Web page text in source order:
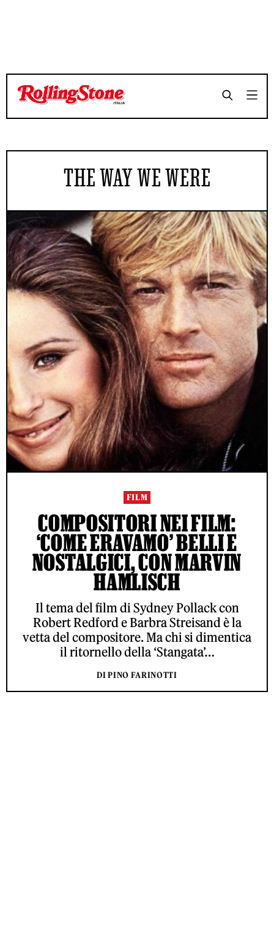
THE WAY WE WERE
FILM
COMPOSITORI NEI FILM:
‘COME ERAVAMO’ BELLI E
NOSTALGICI, CON MARVIN
HAMLISCH
Il tema del film di Sydney Pollack con
Robert Redford e Barbra Streisand è la
vetta del compositore. Ma chi si dimentica
il ritornello della ‘Stangata’…
DI PINO FARINOTTI